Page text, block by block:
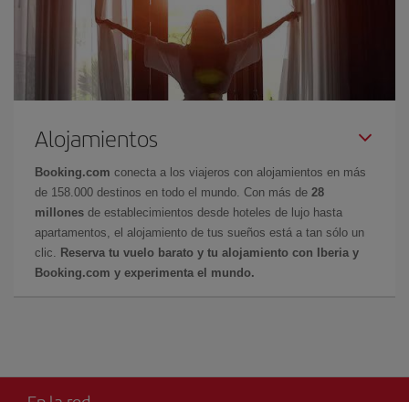
Alojamientos
Booking.com conecta a los viajeros con alojamientos en más
de 158.000 destinos en todo el mundo. Con más de 28
millones de establecimientos desde hoteles de lujo hasta
apartamentos, el alojamiento de tus sueños está a tan sólo un
clic. Reserva tu vuelo barato y tu alojamiento con Iberia y
Booking.com y experimenta el mundo.